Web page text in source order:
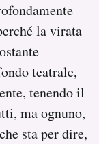
la virata
teatrale,
tenendo il
ma ognuno,
sta per dire,